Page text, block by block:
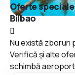
Oferte
Bilbao
Nu există zboruri
Verifică și alte
schimbă